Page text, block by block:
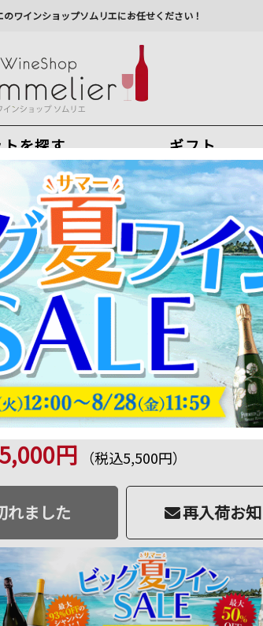
ワインショップソムリエにお任せください！
を探す ギフト
注文で最短8月7日(金)出荷
ジュールについてはこちらをクリ
が生じております。最新情報は佐川急
数量限定！単品で買
！バスク豚のパテ付き！マスター
販売日：2024年 03月 19日 15:00
ト進呈 30%OFF 2セット注文で送料無料
円（税込）
5,000円 （税込5,500円）
れました 再入荷お